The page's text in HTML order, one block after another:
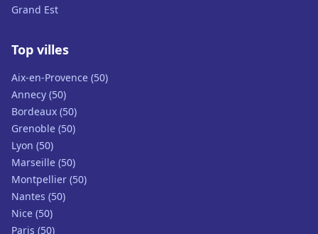
Grand Est
Top villes
Aix-en-Provence (50)
Annecy (50)
Bordeaux (50)
Grenoble (50)
Lyon (50)
Marseille (50)
Montpellier (50)
Nantes (50)
Nice (50)
Paris (50)